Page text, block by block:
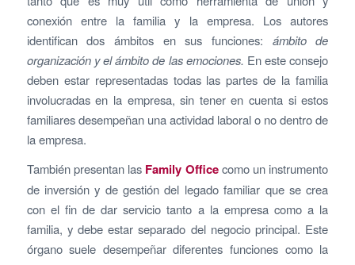
conexión entre la familia y la empresa. Los autores
identifican dos ámbitos en sus funciones: ámbito de
organización y el ámbito de las emociones. En este consejo
deben estar representadas todas las partes de la familia
involucradas en la empresa, sin tener en cuenta si estos
familiares desempeñan una actividad laboral o no dentro de
la empresa.
También presentan las Family Officecomo un instrumento
de inversión y de gestión del legado familiar que se crea
con el fin de dar servicio tanto a la empresa como a la
familia, y debe estar separado del negocio principal. Este
órgano suele desempeñar diferentes funciones como la